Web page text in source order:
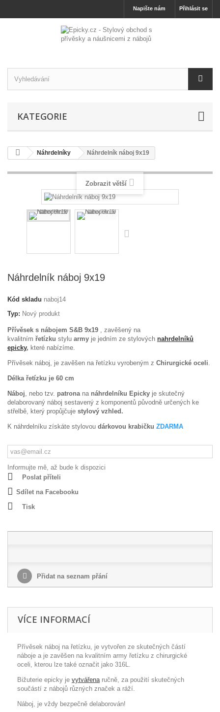
Přihlásit se
Napište nám
KATEGORIE
Náhrdelníky Náhrdelník náboj 9x19
Zobrazit větší
Náhrdelník náboj 9x19
Kód skladu naboj14
Typ: Nový produkt
Přívěsek s nábojem S&B 9x19
, zavěšený na
kvalitním řetízku stylu army je jedním ze stylových nahrdelníků
epicky, které nabízíme.
Přívěsek náboj, je zavěšen na řetízku vyrobeným z Chirurgické oceli
Délka řetízku je 60 cm
Náboj , nebo tzv. patrona na náhrdelníku Epicky je skutečný
delaborovaný náboj sestavený z komponentů původně určených ke
střelbě, který propůjčuje stylový vzhled.
K náhrdelníku získáte stylovou dárkovou krabičku ZDARMA
Informujte mě, až bude k dispozici
Poslat příteli
Sdílet na Facebooku
Tisk
Přidat na seznam přání
VÍCE INFORMACÍ
Přívěsek náboj na řetízku, je vytvořen ze skutečných částí
náboje a je zavěšen na kvalitním army řetízku z chirurgické
oceli, kterou lze také označit jako 316L.
Bižuterie epicky je vytvářena ručně, za použití skutečných
součástí z nábojů různých značek a ráží.
Náboj, je vždy bezpečně delaborován!